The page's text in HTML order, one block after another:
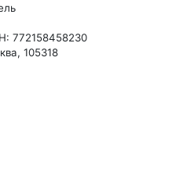
772158458230
105318